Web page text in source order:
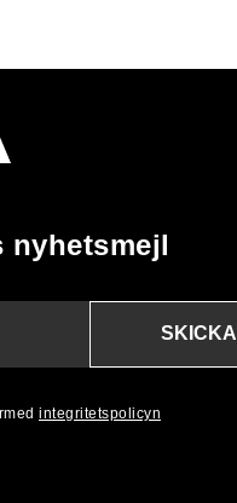
nyhetsmejl
SKICKA
integritetspolicyn